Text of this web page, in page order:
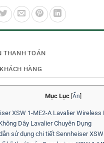
THANH TOÁN
HÀNG
Mục Lục Ẩn
XSW 1-ME2-A Lavalier
Dây Lavalier Chuyên Dụng
sử dụng chi tiết Sennheiser